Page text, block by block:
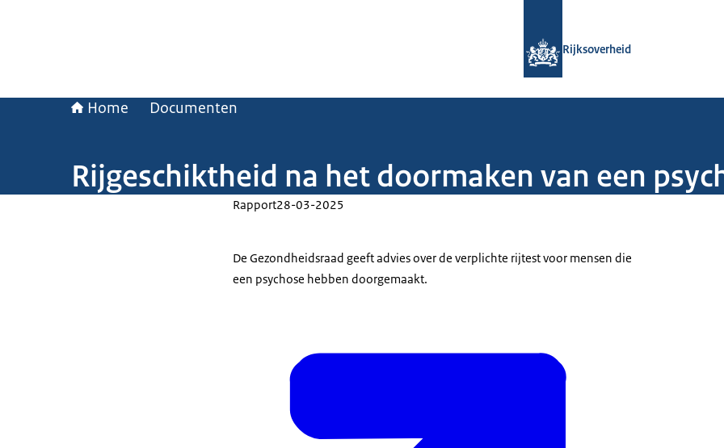
Rijksoverheid
Home Documenten
Rijgeschiktheid na het doormaken van een
Rapport28-03-2025
De Gezondheidsraad geeft advies over de verplichte rijtest voor mensen die
een psychose hebben doorgemaakt.